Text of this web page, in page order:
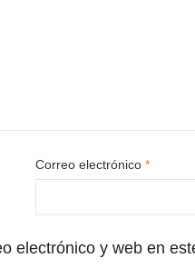
Correo electrónico*
electrónico y web en